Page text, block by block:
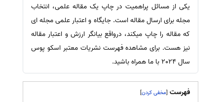
یکی از مسائل پراهمیت در چاپ یک مقاله علمی، انتخاب
مجله برای ارسال مقاله است. جایگاه و اعتبار علمی مجله ای
که مقاله را چاپ میکند، درواقع بیانگر ارزش و اعتبار مقاله
نیز هست. برای مشاهده فهرست نشریات معتبر اسکو پوس
سال 2024 با ما همراه باشید.
فهرست [
]